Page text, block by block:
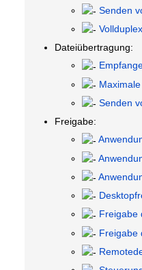
Senden
Dateiübertragung:
Senden
Freigabe:
Freigabe
Freigabe